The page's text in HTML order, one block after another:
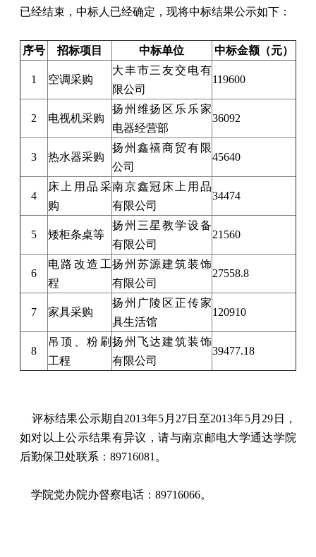
已经结束，中标人已经确定，现将中标结果公示如下：
序号 招标项目 中标单位 中标金额（元）
1 空调采购
大丰市三友交电有
限公司
119600
2 电视机采购
扬州维扬区乐乐家
电器经营部
36092
3 热水器采购
扬州鑫禧商贸有限
公司
45640
4
床上用品采
购
南京鑫冠床上用品
有限公司
34474
5 矮柜条桌等
扬州三星教学设备
有限公司
21560
6
电路改造工
程
扬州苏源建筑装饰
有限公司
27558.8
7 家具采购
扬州广陵区正传家
具生活馆
120910
8
吊顶、粉刷
工程
扬州飞达建筑装饰
有限公司
39477.18
评标结果公示期自2013年5月27日至2013年5月29日，
如对以上公示结果有异议，请与南京邮电大学通达学院
后勤保卫处联系：89716081。
学院党办院办督察电话：89716066。